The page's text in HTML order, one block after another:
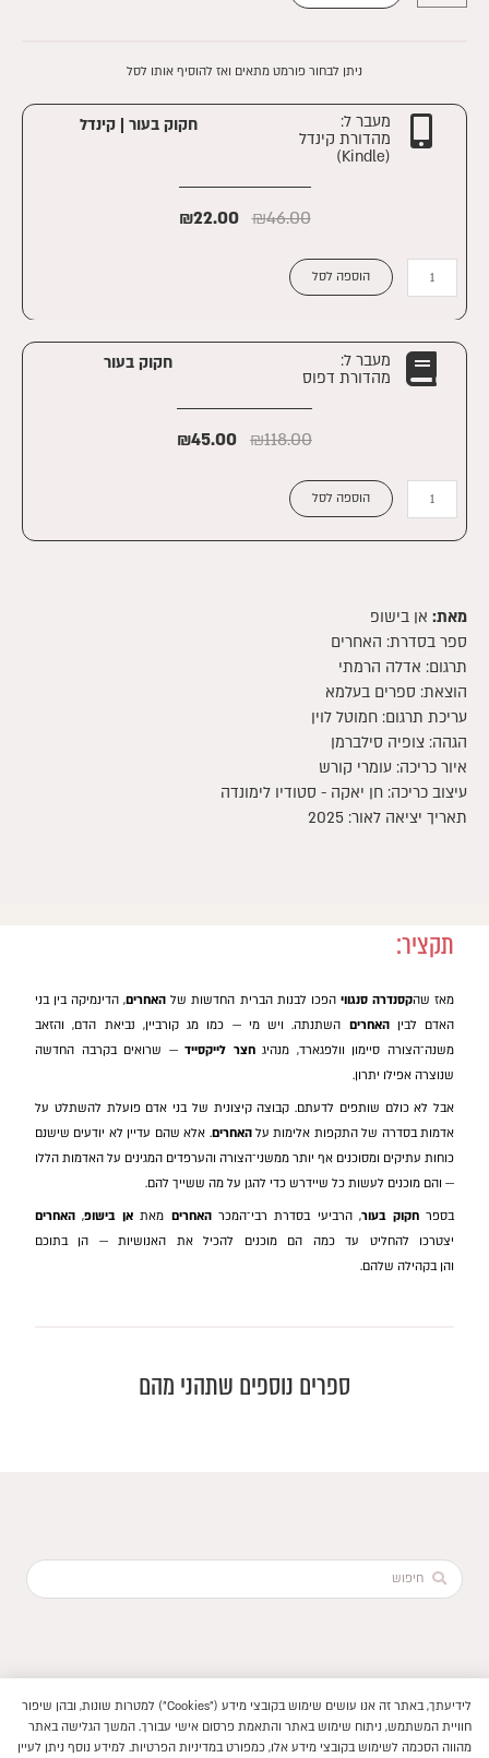
ניתן לבחור פורמט מתאים ואז להוסיף אותו לסל
מעבר ל:
מהדורת קינדל
(Kindle)
חקוק בעור | קינדל
₪46.00
₪22.00
קינדל
הוספה לסל
מעבר ל:
מהדורת דפוס
חקוק בעור
₪118.00
₪45.00
הוספה לסל
מאת: אן בישופ
ספר בסדרת: האחרים
תרגום: אדלה הרמתי
הוצאת: ספרים בעלמא
עריכת תרגום: חמוטל לוין
הגהה: צופיה סילברמן
איור כריכה: עומרי קורש
עיצוב כריכה: חן יאקה - סטודיו לימונדה
תאריך יציאה לאור: 2025
תקציר:
מאז שהקסנדרה סנגווי הפכו לבנות הברית החדשות של האחרים, הדינמיקה בין בני
האדם לביןהאחרים השתנתה. ויש מי — כמו מג קורביין, נביאת הדם, והזאב
משנה־הצורה סיימון וולפגארד, מנהיגחצר לייקסייד— שרואים בקרבה החדשה
שנוצרה אפילו יתרון.
אבל לא כולם שותפים לדעתם. קבוצה קיצונית של בני אדם פועלת להשתלט על
אדמות בסדרה של התקפות אלימות עלהאחרים. אלא שהם עדיין לא יודעים שישנם
כוחות עתיקים ומסוכנים אף יותר ממשני־הצורה והערפדים המגינים על האדמות הללו
— והם מוכנים לעשות כל שיידרש כדי להגן על מה ששייך להם.
בספרחקוק בעור, הרביעי בסדרת רבי־המכרהאחרים מאתאן בישופ, האחרים
יצטרכו להחליט עד כמה הם מוכנים להכיל את האנושיות — הן בתוכם
והן בקהילה שלהם.
ספרים נוספים שתהני מהם
Search
תנאי שימוש באתר
הוקם ב ❤ על ידי –לימונדה 2.0
–פיתוח חנויות ואתרי תוכן
לידיעתך, באתר זה אנו עושים שימוש בקובצי מידע ("Cookies") למטרות שונות, ובהן שיפור
חוויית המשתמש, ניתוח שימוש באתר והתאמת פרסום אישי עבורך. המשך הגלישה באתר
מהווה הסכמה לשימוש בקובצי מידע אלו, כמפורט במדיניות הפרטיות. למידע נוסף ניתן לעיין